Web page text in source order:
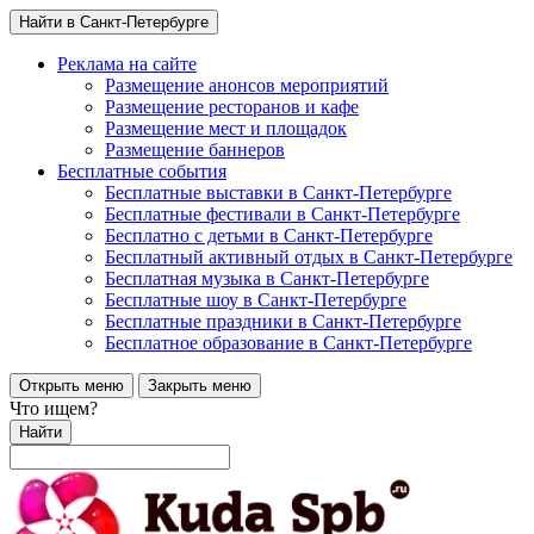
Найти в Санкт-Петербурге
Реклама на сайте
Размещение анонсов мероприятий
Размещение ресторанов и кафе
Размещение мест и площадок
Размещение баннеров
Бесплатные события
Бесплатные выставки в Санкт-Петербурге
Бесплатные фестивали в Санкт-Петербурге
Бесплатно с детьми в Санкт-Петербурге
Бесплатный активный отдых в Санкт-Петербурге
Бесплатная музыка в Санкт-Петербурге
Бесплатные шоу в Санкт-Петербурге
Бесплатные праздники в Санкт-Петербурге
Бесплатное образование в Санкт-Петербурге
Открыть меню Закрыть меню
Что ищем?
Найти